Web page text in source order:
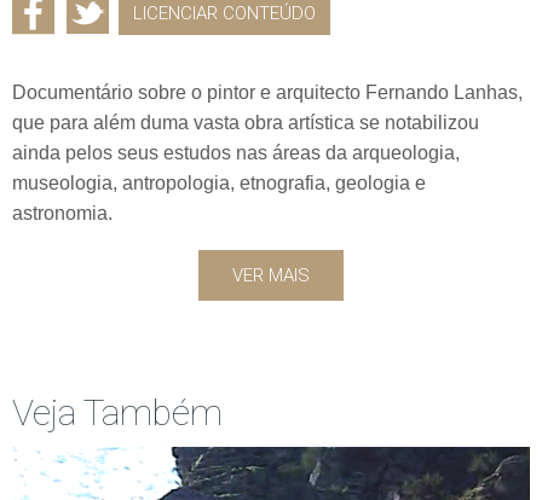
LICENCIAR CONTEÚDO
Documentário sobre o pintor e arquitecto Fernando Lanhas,
que para além duma vasta obra artística se notabilizou
ainda pelos seus estudos nas áreas da arqueologia,
museologia, antropologia, etnografia, geologia e
astronomia.
VER MAIS
Veja Também